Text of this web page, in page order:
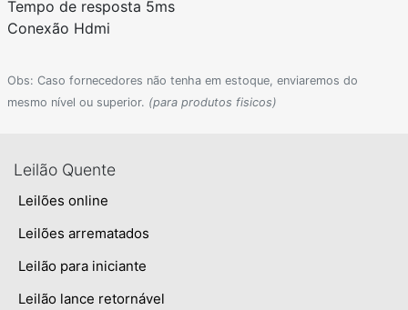
Tempo de resposta 5ms
Conexão Hdmi
Obs: Caso fornecedores não tenha em estoque, enviaremos do
mesmo nível ou superior. (para produtos fisicos)
Leilão Quente
Leilões online
Leilões arrematados
Leilão para iniciante
Leilão lance retornável